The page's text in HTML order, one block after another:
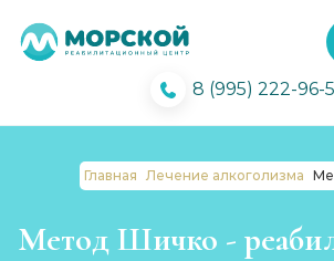
8 (995) 222-96-
Главная Лечение алкоголизма
Метод Шичко -